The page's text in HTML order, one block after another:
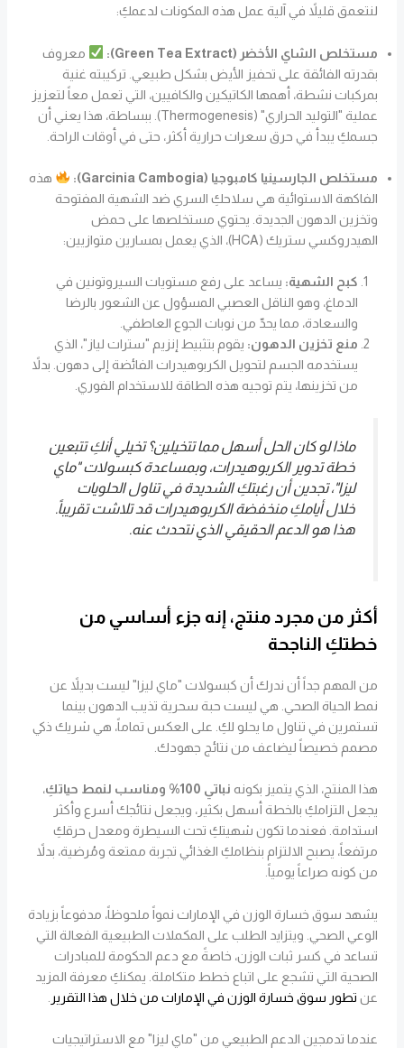
لنتعمق قليلاً في آلية عمل هذه المكونات لدعمكِ:
مستخلص الشاي الأخضر (Green Tea Extract):
معروف
بقدرته الفائقة على تحفيز الأيض بشكل طبيعي. تركيبته غنية
بمركبات نشطة، أهمها الكاتيكين والكافيين، التي تعمل معاً لتعزيز
عملية "التوليد الحراري" (Thermogenesis). ببساطة، هذا يعني أن
جسمكِ يبدأ في حرق سعرات حرارية أكثر، حتى في أوقات الراحة.
مستخلص الجارسينيا كامبوجيا (Garcinia Cambogia):
هذه
الفاكهة الاستوائية هي سلاحكِ السري ضد الشهية المفتوحة
وتخزين الدهون الجديدة. يحتوي مستخلصها على حمض
الهيدروكسي ستريك (HCA)، الذي يعمل بمسارين متوازيين:
كبح الشهية: يساعد على رفع مستويات السيروتونين في
الدماغ، وهو الناقل العصبي المسؤول عن الشعور بالرضا
والسعادة، مما يحدّ من نوبات الجوع العاطفي.
منع تخزين الدهون: يقوم بتثبيط إنزيم "سترات لياز"، الذي
يستخدمه الجسم لتحويل الكربوهيدرات الفائضة إلى دهون. بدلاً
من تخزينها، يتم توجيه هذه الطاقة للاستخدام الفوري.
ماذا لو كان الحل أسهل مما تتخيلين؟ تخيلي أنكِ تتبعين
خطة تدوير الكربوهيدرات، وبمساعدة كبسولات "ماي
ليزا"، تجدين أن رغبتكِ الشديدة في تناول الحلويات
خلال أيامكِ منخفضة الكربوهيدرات قد تلاشت تقريباً.
هذا هو الدعم الحقيقي الذي نتحدث عنه.
أكثر من مجرد منتج، إنه جزء أساسي من
خطتكِ الناجحة
من المهم جداً أن ندرك أن كبسولات "ماي ليزا" ليست بديلاً عن
نمط الحياة الصحي. هي ليست حبة سحرية تذيب الدهون بينما
تستمرين في تناول ما يحلو لكِ. على العكس تماماً، هي شريك ذكي
مصمم خصيصاً ليضاعف من نتائج جهودك.
هذا المنتج، الذي يتميز بكونه نباتي 100% ومناسب لنمط حياتكِ
،
يجعل التزامكِ بالخطة أسهل بكثير، ويجعل نتائجك أسرع وأكثر
استدامة. فعندما تكون شهيتكِ تحت السيطرة ومعدل حرقكِ
مرتفعاً، يصبح الالتزام بنظامكِ الغذائي تجربة ممتعة ومُرضية، بدلاً
من كونه صراعاً يومياً.
يشهد سوق خسارة الوزن في الإمارات نمواً ملحوظاً، مدفوعاً بزيادة
الوعي الصحي. ويتزايد الطلب على المكملات الطبيعية الفعالة التي
تساعد في كسر ثبات الوزن، خاصةً مع دعم الحكومة للمبادرات
الصحية التي تشجع على اتباع خطط متكاملة. يمكنكِ معرفة المزيد
عن تطور سوق خسارة الوزن في الإمارات من خلال هذا التقرير
عندما تدمجين الدعم الطبيعي من "ماي ليزا" مع الاستراتيجيات